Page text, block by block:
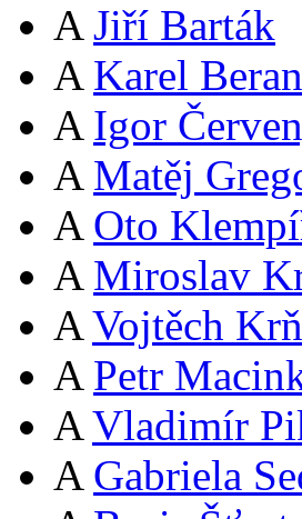
A Jiří Barták
A Karel Beran
A Igor
A Matěj
A Oto
A Miroslav
A Vojtěch
A Petr
A Vladimír
A Gabriela